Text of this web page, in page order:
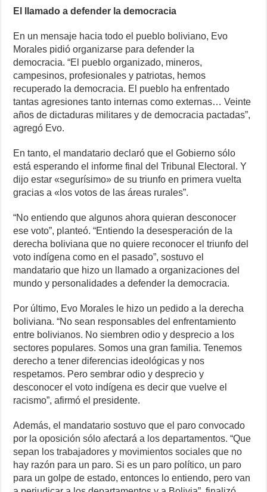
El llamado a defender la democracia
En un mensaje hacia todo el pueblo boliviano, Evo
Morales pidió organizarse para defender la
democracia. “El pueblo organizado, mineros,
campesinos, profesionales y patriotas, hemos
recuperado la democracia. El pueblo ha enfrentado
tantas agresiones tanto internas como externas… Veinte
años de dictaduras militares y de democracia pactadas”,
agregó Evo.
En tanto, el mandatario declaró que el Gobierno sólo
está esperando el informe final del Tribunal Electoral. Y
dijo estar «segurísimo» de su triunfo en primera vuelta
gracias a «los votos de las áreas rurales”.
“No entiendo que algunos ahora quieran desconocer
ese voto”, planteó. “Entiendo la desesperación de la
derecha boliviana que no quiere reconocer el triunfo del
voto indígena como en el pasado”, sostuvo el
mandatario que hizo un llamado a organizaciones del
mundo y personalidades a defender la democracia.
Por último, Evo Morales le hizo un pedido a la derecha
boliviana. “No sean responsables del enfrentamiento
entre bolivianos. No siembren odio y desprecio a los
sectores populares. Somos una gran familia. Tenemos
derecho a tener diferencias ideológicas y nos
respetamos. Pero sembrar odio y desprecio y
desconocer el voto indígena es decir que vuelve el
racismo”, afirmó el presidente.
Además, el mandatario sostuvo que el paro convocado
por la oposición sólo afectará a los departamentos. “Que
sepan los trabajadores y movimientos sociales que no
hay razón para un paro. Si es un paro político, un paro
para un golpe de estado, entonces lo entiendo, pero van